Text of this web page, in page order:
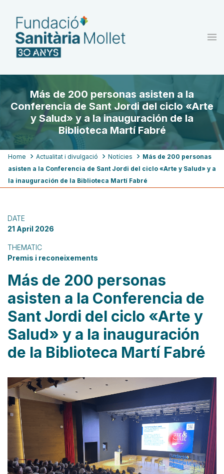
main
content
Más de 200 personas asisten a la
Conferencia de Sant Jordi del ciclo «Arte
y Salud» y a la inauguración de la
Biblioteca Martí Fabré
Breadcrumb
Home Actualitat i divulgació Notícies
Más de 200 personas
asisten a la Conferencia de Sant Jordi del ciclo «Arte y Salud» y a
la inauguración de la Biblioteca Martí Fabré
DATE
21 April 2026
THEMATIC
Premis i reconeixements
Más de 200 personas
asisten a la Conferencia de
Sant Jordi del ciclo «Arte y
Salud» y a la inauguración
de la Biblioteca Martí Fabré